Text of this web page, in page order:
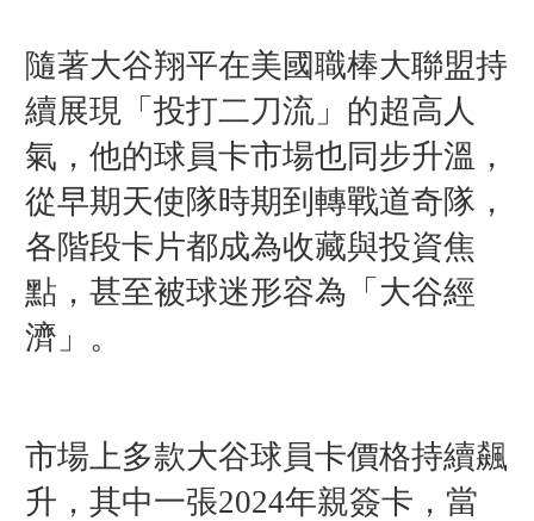
隨著大谷翔平在美國職棒大聯盟持
續展現「投打二刀流」的超高人
氣，他的球員卡市場也同步升溫，
從早期天使隊時期到轉戰道奇隊，
各階段卡片都成為收藏與投資焦
點，甚至被球迷形容為「大谷經
濟」。
市場上多款大谷球員卡價格持續飆
升，其中一張2024年親簽卡，當